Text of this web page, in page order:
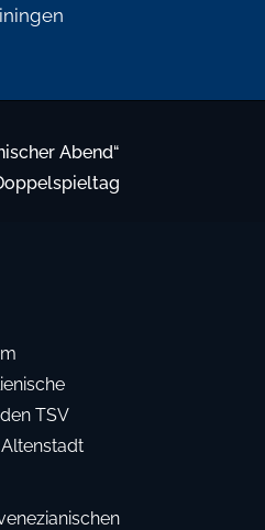
Abend“
TSV